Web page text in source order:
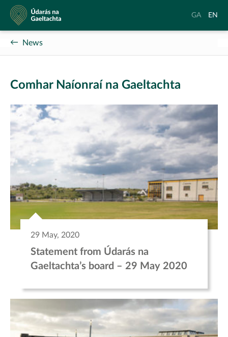
Údarás
na
Gaeltachta
Aistrigh
Gaeilge
GA
to
EN
News
Comhar Naíonraí na Gaeltachta
29 May, 2020
Statement from Údarás na
Gaeltachta’s board – 29 May 2020